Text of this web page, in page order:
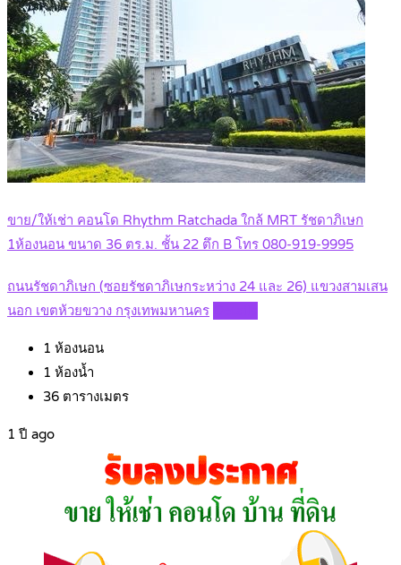
ขาย/ให้เช่า คอนโด Rhythm Ratchada ใกล้ MRT รัชดาภิเษก
1ห้องนอน ขนาด 36 ตร.ม. ชั้น 22 ตึก B โทร 080-919-9995
ถนนรัชดาภิเษก (ซอยรัชดาภิเษกระหว่าง 24 และ 26) แขวงสามเสน
นอก เขตห้วยขวาง กรุงเทพมหานคร
1 ห้องนอน
1 ห้องน้ำ
36 ตารางเมตร
1 ปี ago